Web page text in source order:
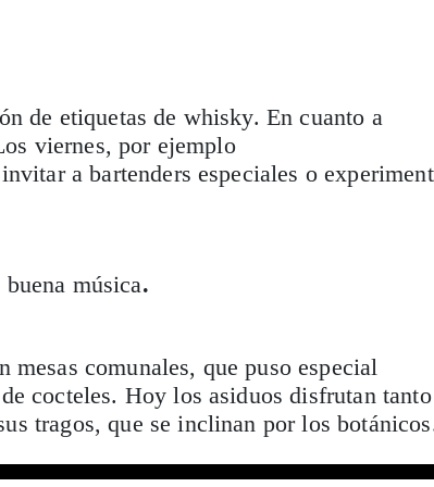
de etiquetas de whisky. En cuanto a
viernes, por ejemplo
a bartenders especiales o
música.
mesas comunales, que puso especial
cocteles. Hoy los asiduos disfrutan tanto
tragos, que se inclinan por los